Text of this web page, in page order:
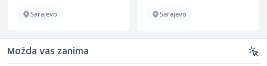
Sarajevo Sarajevo
Možda vas zanima